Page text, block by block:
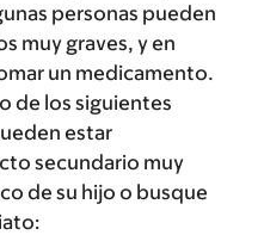
personas pueden
muy graves, y en
un medicamento.
de los siguientes
estar
secundario muy
de su hijo o busque